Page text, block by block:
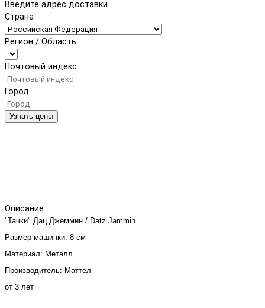
Введите адрес доставки
Страна
Регион / Область
Почтовый индекс
Город
Узнать цены
Описание
"Тачки" Дац Джеммин / Datz Jammin
Размер машинки: 8 см
Материал: Металл
Производитель: Маттел
от 3 лет